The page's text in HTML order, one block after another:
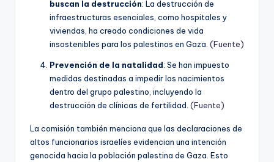
buscan la destrucción: La destrucción de
infraestructuras esenciales, como hospitales y
viviendas, ha creado condiciones de vida
insostenibles para los palestinos en Gaza. (Fuente)
Prevención de la natalidad: Se han impuesto
medidas destinadas a impedir los nacimientos
dentro del grupo palestino, incluyendo la
destrucción de clínicas de fertilidad. (Fuente)
La comisión también menciona que las declaraciones de
altos funcionarios israelíes evidencian una intención
genocida hacia la población palestina de Gaza. Esto